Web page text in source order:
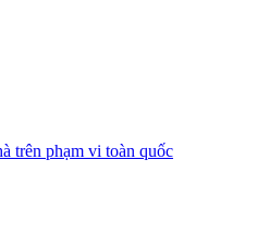
trên phạm vi toàn quốc